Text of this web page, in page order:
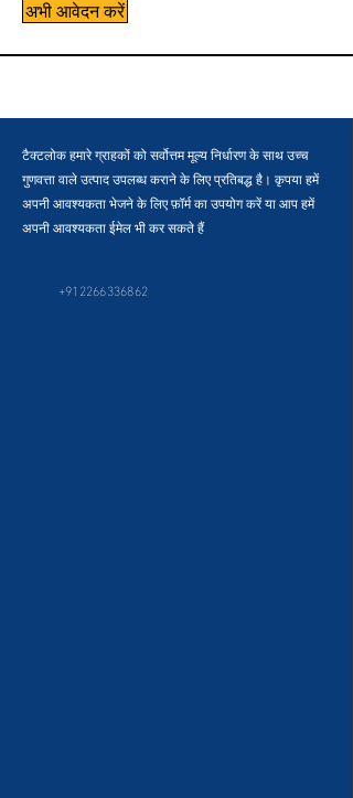
अभी आवेदन करें
टैक्टलोक हमारे ग्राहकों को सर्वोत्तम मूल्य निर्धारण के साथ उच्च
गुणवत्ता वाले उत्पाद उपलब्ध कराने के लिए प्रतिबद्ध है। कृपया हमें
अपनी आवश्यकता भेजने के लिए फ़ॉर्म का उपयोग करें या आप हमें
अपनी आवश्यकता ईमेल भी कर सकते हैं
+912266336862